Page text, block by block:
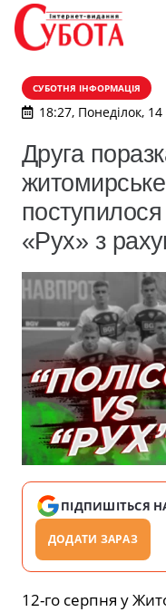
СУБОТНЯ ІНФОРМАЦІЯ
18:27, Понеділок,
Друга
«Рух» з
ПІДПИШІТЬСЯ
ДОДАТИ ЗАРАЗ
12-го серпня у